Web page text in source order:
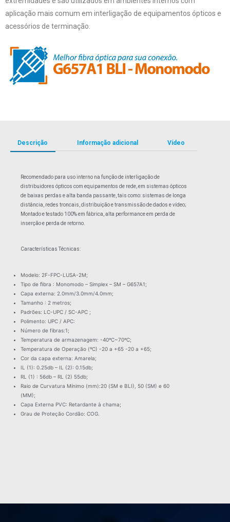
aplicação mais comum em interligação de equipamentos ópticos e
acessórios de terminação.
Descrição Informação adicional Vídeo
Recomendado para uso interno na função de interligação de
distribuidores ópticos com equipamentos de rede, em sistemas ópticos
de baixas perdas e alta banda passante, tais como: sistemas de longa
distância, redes troncais, distribuição e transmissão de dados e vídeo;
Montado e testado 100% em fábrica, alta performance em perda de
inserção e perda de retorno.
Características Técnicas:
Modelo: 2F-FPC-LUSA-2M;
Tipo de ﬁbra : Monomodo – Simplex – SM – G657A1;
Capa externa: 2.0mm/3.0mm/4.0mm;
Tamanho : 2 metros;
Padrões: LC-UPC / SC-APC ;
Polimento: UPC / APC:
Número de fibras:1;
Temperatura de armazenagem: -40ºC~70ºC;
Temperatura de Operação (ºC) -20 a +65 -20 a +65;
Cor da capa externa: Amarela;
IL (1): 0.25db – IL (2): 0.15db;
RL (1) : 56db – RL (2) 55db;
Raio de Curvatura Mínimo (mm):20 (SM e BLI), 50 (SM) e 60
(MM);
Capa Externa PVC: Retardante à chama;
Grau de Proteção Cordão: COG.